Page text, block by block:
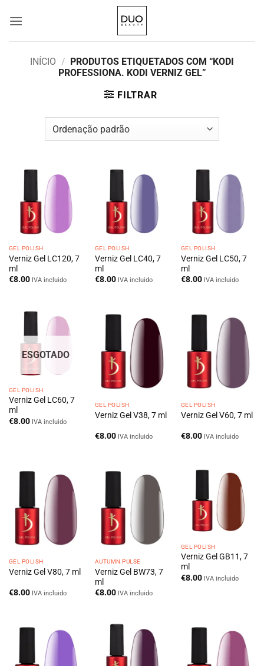
INÍCIO / PRODUTOS ETIQUETADOS COM “KODI
PROFESSIONA. KODI VERNIZ GEL”
FILTRAR
GEL POLISH
Verniz Gel LC120, 7
ml
€8.00 IVA incluido
GEL POLISH
Verniz Gel LC40, 7
ml
€8.00 IVA incluido
GEL POLISH
Verniz Gel LC50, 7
ml
€8.00 IVA incluido
ESGOTADO
GEL POLISH
Verniz Gel LC60, 7
ml
€8.00 IVA incluido
GEL POLISH
Verniz Gel V38, 7 ml
€8.00 IVA incluido
GEL POLISH
Verniz Gel V60, 7 ml
€8.00 IVA incluido
GEL POLISH
Verniz Gel V80, 7 ml
€8.00 IVA incluido
AUTUMN PULSE
Verniz Gel BW73, 7
ml
€8.00 IVA incluido
GEL POLISH
Verniz Gel GB11, 7
ml
€8.00 IVA incluido